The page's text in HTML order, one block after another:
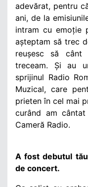
adevărat, pentru
ani, de la
intram cu emoție
așteptam să trec
reușesc să
treceam. Și au
sprijinul Radio
Muzical, care
prieten în cel mai
curând am
Cameră Radio.
A fost debutul
de concert.